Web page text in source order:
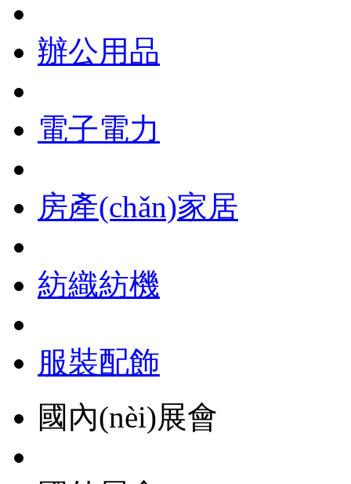
辦公用品
電子電力
房產(chǎn)家居
紡織紡機
服裝配飾
國內(nèi)展會